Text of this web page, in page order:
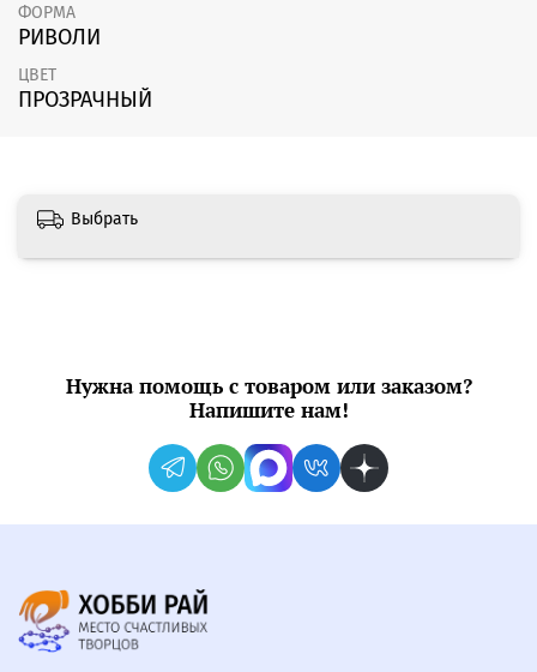
ФОРМА
РИВОЛИ
ЦВЕТ
ПРОЗРАЧНЫЙ
Выбрать
Нужна помощь с товаром или заказом?
Напишите нам!